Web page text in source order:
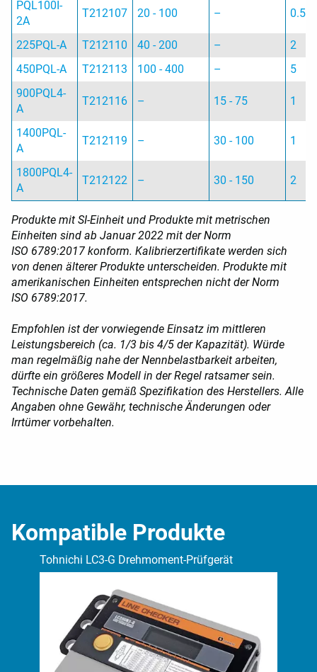
PQL100I-
2A
T212107 20 - 100 – 0.5
225PQL-A T212110 40 - 200 –
2
450PQL-A
T212113 100 - 400 –
5
900PQL4-
A
T212116 – 15 - 75 1
1400PQL-
A
T212119 – 30 - 100 1
1800PQL4-
A
T212122 – 30 - 150 2
Produkte mit SI-Einheit und Produkte mit metrischen
Einheiten sind ab Januar 2022 mit der Norm
ISO 6789:2017 konform. Kalibrierzertifikate werden sich
von denen älterer Produkte unterscheiden. Produkte mit
amerikanischen Einheiten entsprechen nicht der Norm
ISO 6789:2017.
Empfohlen ist der vorwiegende Einsatz im mittleren
Leistungsbereich (ca. 1/3 bis 4/5 der Kapazität). Würde
man regelmäßig nahe der Nennbelastbarkeit arbeiten,
dürfte ein größeres Modell in der Regel ratsamer sein.
Technische Daten gemäß Spezifikation des Herstellers.Alle
Angaben ohne Gewähr, technische Änderungen oder
Irrtümer vorbehalten.
Kompatible Produkte
Tohnichi LC3-G Drehmoment-Prüfgerät